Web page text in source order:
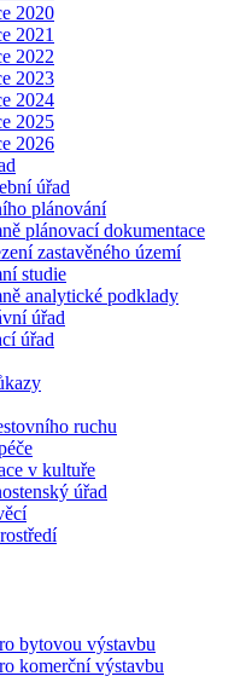
2020
2021
2022
2023
2024
2025
2026
úřad
plánování
plánovací dokumentace
zastavěného území
studie
analytické podklady
úřad
úřad
ruchu
v kultuře
úřad
bytovou výstavbu
komerční výstavbu